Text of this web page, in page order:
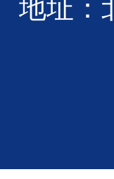
地址：